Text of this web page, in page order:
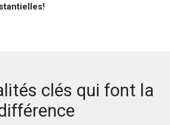
clés qui font la